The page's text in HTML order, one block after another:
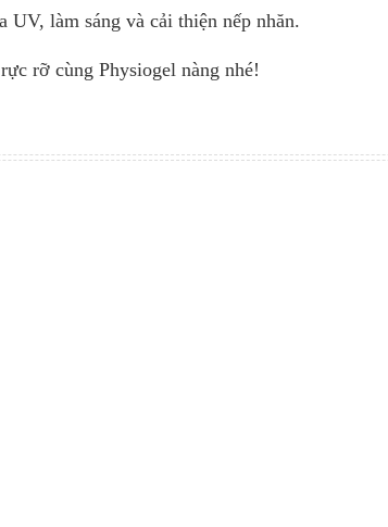
UV, làm sáng và cải thiện nếp nhăn.
rỡ cùng Physiogel nàng nhé!